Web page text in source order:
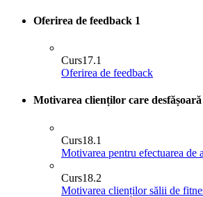
Oferirea de feedback 1
Curs17.1
Oferirea de feedback
Motivarea clienților care
Curs18.1
Motivarea pentru efectuarea de
Curs18.2
Motivarea clienților sălii de